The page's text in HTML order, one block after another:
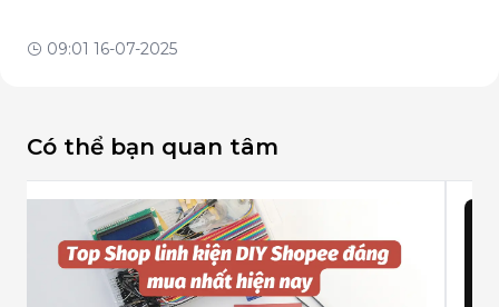
09:01 16-07-2025
Có thể bạn quan tâm